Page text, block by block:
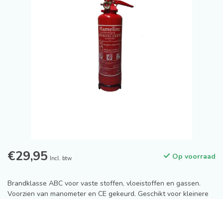
€29,95 Incl. btw Op voorraad
Brandklasse ABC voor vaste stoffen, vloeistoffen en gassen.
Voorzien van manometer en CE gekeurd. Geschikt voor kleinere